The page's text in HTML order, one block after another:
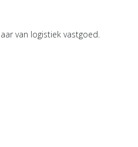
van logistiek vastgoed.